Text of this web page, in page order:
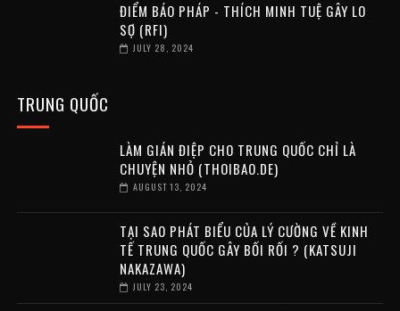
ĐIỂM BÁO PHÁP - THÍCH MINH TUỆ GÂY LO
SỢ (RFI)
JULY 28, 2024
TRUNG QUỐC
LÀM GIÁN ĐIỆP CHO TRUNG QUỐC CHỈ LÀ
CHUYỆN NHỎ (THOIBAO.DE)
AUGUST 13, 2024
TẠI SAO PHÁT BIỂU CỦA LÝ CƯỜNG VỀ KINH
TẾ TRUNG QUỐC GÂY BỐI RỐI ? (KATSUJI
NAKAZAWA)
JULY 23, 2024